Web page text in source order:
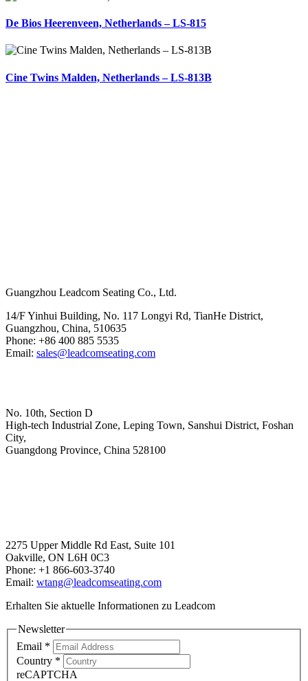
De Bios Heerenveen, Netherlands – LS-815
Cine Twins Malden, Netherlands – LS-813B
Guangzhou Leadcom Seating Co., Ltd.
14/F Yinhui Building, No. 117 Longyi Rd, TianHe District,
Guangzhou, China, 510635
Phone: +86 400 885 5535
Email: sales@leadcomseating.com
No. 10th, Section D
High-tech Industrial Zone, Leping Town, Sanshui District, Foshan
City,
​​​​​​​Guangdong Province, China 528100
2275 Upper Middle Rd East, Suite 101
Oakville, ON L6H 0C3
Phone: +1 866-603-3740
Email: wtang@leadcomseating.com
Erhalten Sie aktuelle Informationen zu Leadcom
Newsletter
Email *
Country *
reCAPTCHA